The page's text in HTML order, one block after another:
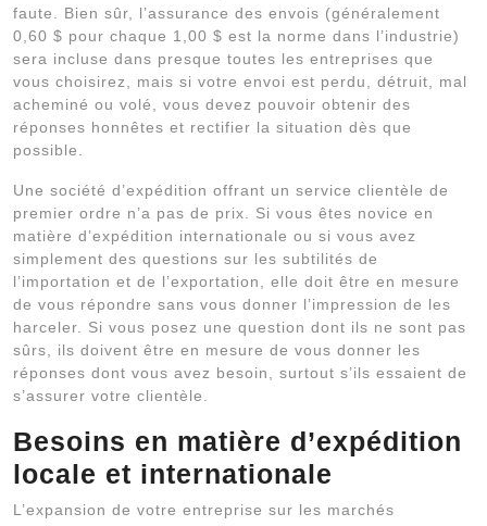
faute. Bien sûr, l’assurance des envois (généralement
0,60 $ pour chaque 1,00 $ est la norme dans l’industrie)
sera incluse dans presque toutes les entreprises que
vous choisirez, mais si votre envoi est perdu, détruit, mal
acheminé ou volé, vous devez pouvoir obtenir des
réponses honnêtes et rectifier la situation dès que
possible.
Une société d’expédition offrant un service clientèle de
premier ordre n’a pas de prix. Si vous êtes novice en
matière d’expédition internationale ou si vous avez
simplement des questions sur les subtilités de
l’importation et de l’exportation, elle doit être en mesure
de vous répondre sans vous donner l’impression de les
harceler. Si vous posez une question dont ils ne sont pas
sûrs, ils doivent être en mesure de vous donner les
réponses dont vous avez besoin, surtout s’ils essaient de
s’assurer votre clientèle.
Besoins en matière d’expédition
locale et internationale
L’expansion de votre entreprise sur les marchés